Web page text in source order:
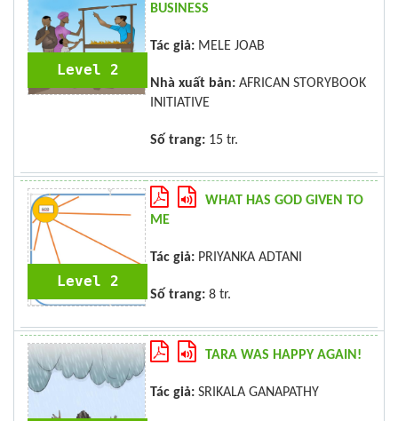
Level 2
BUSINESS
Tác giả: MELE JOAB
Nhà xuất bản: AFRICAN STORYBOOK
INITIATIVE
Số trang: 15 tr.
Level 2
WHAT HAS GOD GIVEN TO
ME
Tác giả: PRIYANKA ADTANI
Số trang: 8 tr.
TARA WAS HAPPY AGAIN!
Tác giả: SRIKALA GANAPATHY